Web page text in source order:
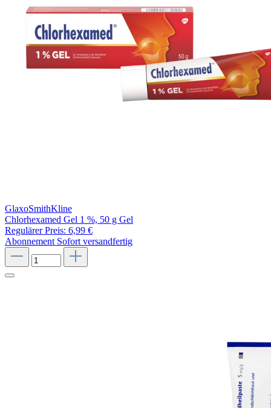
GlaxoSmithKline
Chlorhexamed Gel 1 %, 50 g Gel
Regulärer Preis: 6,99 €
Abonnement Sofort versandfertig